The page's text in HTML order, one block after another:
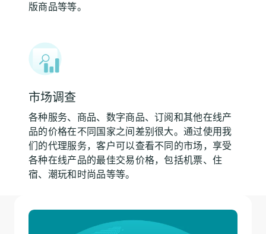
版商品等等。
市场调查
各种服务、商品、数字商品、订阅和其他在线产
品的价格在不同国家之间差别很大。通过使用我
们的代理服务，客户可以查看不同的市场，享受
各种在线产品的最佳交易价格，包括机票、住
宿、潮玩和时尚品等等。